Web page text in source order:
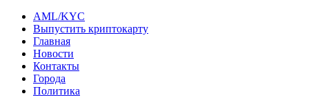
AML/KYC
Выпустить криптокарту
Главная
Новости
Контакты
Города
Политика